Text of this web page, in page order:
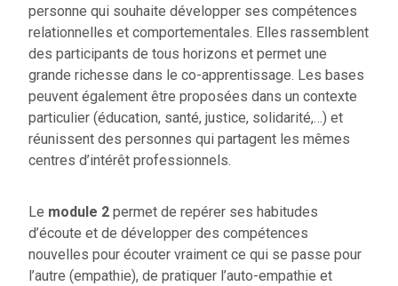
personne qui souhaite développer ses compétences
relationnelles et comportementales. Elles rassemblent
des participants de tous horizons et permet une
grande richesse dans le co-apprentissage. Les bases
peuvent également être proposées dans un contexte
particulier (éducation, santé, justice, solidarité,…) et
réunissent des personnes qui partagent les mêmes
centres d’intérêt professionnels.
Le module 2 permet de repérer ses habitudes
d’écoute et de développer des compétences
nouvelles pour écouter vraiment ce qui se passe pour
l’autre (empathie), de pratiquer l’auto-empathie et